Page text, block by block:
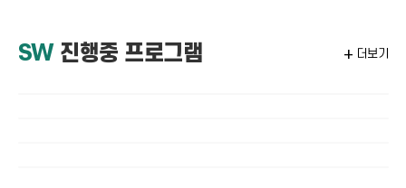
SW 진행중 프로그램 add 더보기